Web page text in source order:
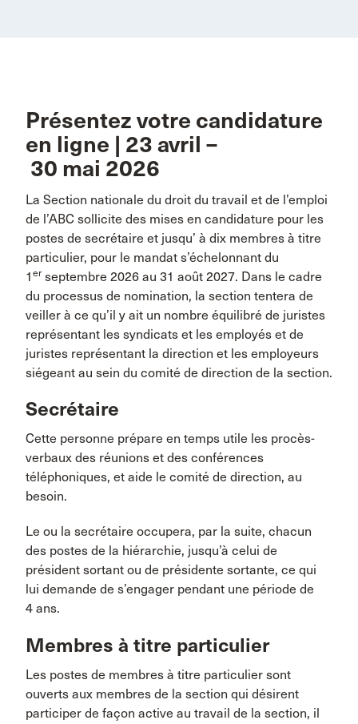
Présentez votre candidature
en ligne | 23 avril –
30 mai 2026
La Section nationale du droit du travail et de l’emploi
de l’ABC sollicite des mises en candidature pour les
postes de secrétaire et jusqu’ à dix membres à titre
particulier, pour le mandat s’échelonnant du
1 erseptembre 2026 au 31 août 2027. Dans le cadre
du processus de nomination, la section tentera de
veiller à ce qu’il y ait un nombre équilibré de juristes
représentant les syndicats et les employés et de
juristes représentant la direction et les employeurs
siégeant au sein du comité de direction de la section.
Secrétaire
Cette personne prépare en temps utile les procès-
verbaux des réunions et des conférences
téléphoniques, et aide le comité de direction, au
besoin.
Le ou la secrétaire occupera, par la suite, chacun
des postes de la hiérarchie, jusqu’à celui de
président sortant ou de présidente sortante, ce qui
lui demande de s’engager pendant une période de
4 ans.
Membres à titre particulier
Les postes de membres à titre particulier sont
ouverts aux membres de la section qui désirent
participer de façon active au travail de la section, il